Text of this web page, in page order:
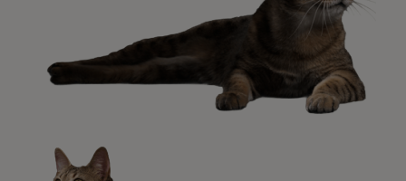
Promociones, concursos, descuentos y ofertas de
todas nuestras marcas.​
¡No te lo pierdas, únete a Purina y empieza
a disfrutar ya de las ventajas!​